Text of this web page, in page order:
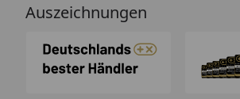
Auszeichnungen